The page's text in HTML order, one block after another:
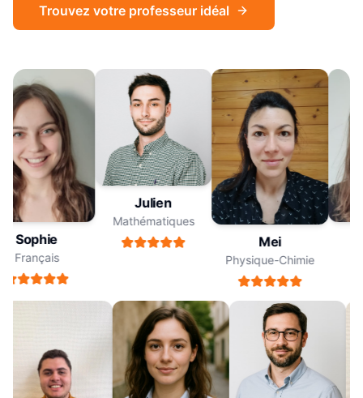
Sophie
Français
Julien
Mathématiques
Mei
Physique-Chimie
Trouvez votre professeur idéal